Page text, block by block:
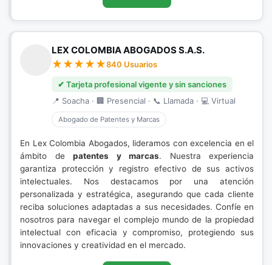
LEX COLOMBIA ABOGADOS S.A.S.
840 Usuarios
✔ Tarjeta profesional vigente y sin sanciones
📍 Soacha · 🏢 Presencial · 📞 Llamada · 💻 Virtual
Abogado de Patentes y Marcas
En Lex Colombia Abogados, lideramos con excelencia en el
ámbito de patentes y marcas. Nuestra experiencia
garantiza protección y registro efectivo de sus activos
intelectuales. Nos destacamos por una atención
personalizada y estratégica, asegurando que cada cliente
reciba soluciones adaptadas a sus necesidades. Confíe en
nosotros para navegar el complejo mundo de la propiedad
intelectual con eficacia y compromiso, protegiendo sus
innovaciones y creatividad en el mercado.